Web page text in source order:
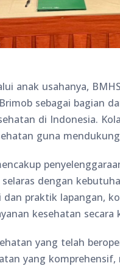
anak usahanya,
sebagai bagian
di Indonesia.
guna
dengan
praktik lapangan,
kesehatan secara
yang telah
yang